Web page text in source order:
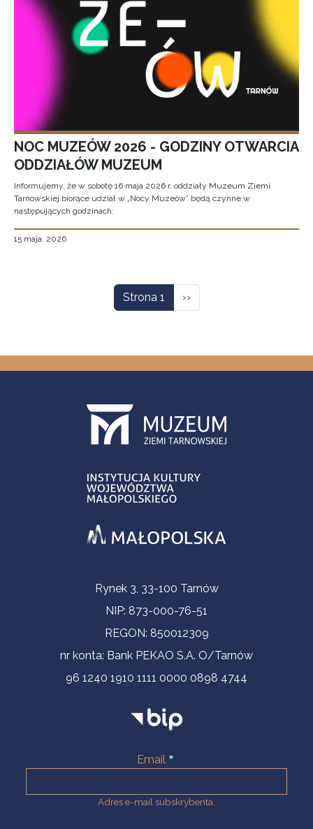
NOC MUZEÓW 2026 - GODZINY OTWARCIA
ODDZIAŁÓW MUZEUM
Informujemy, że w sobotę 16 maja 2026 r. oddziały Muzeum Ziemi
Tarnowskiej biorące udział w „Nocy Muzeów” będą czynne w
następujących godzinach:
15 maja, 2026
Strona 1 Następna strona
››
Informacje kontaktoweRynek 3, 33-100 Tarnów
NIP: 873-000-76-51
REGON: 850012309
nr konta: Bank PEKAO S.A. O/Tarnów
96 1240 1910 1111 0000 0898 4744
Email
Adres e-mail subskrybenta.